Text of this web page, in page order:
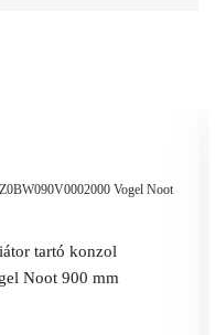
Vogel Noot
tartó konzol
Noot 900 mm